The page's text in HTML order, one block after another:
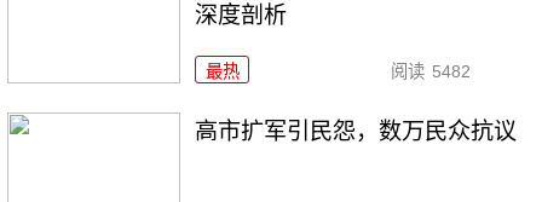
深度剖析
最热 阅读 5482
高市扩军引民怨，数万民众抗议